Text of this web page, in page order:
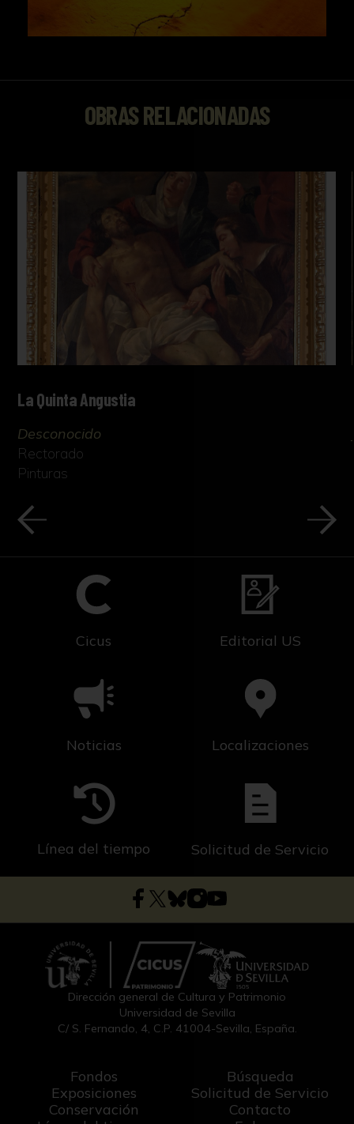
OBRAS RELACIONADAS
La Quinta Angustia
Desconocido
Rectorado
Pinturas
Cicus Editorial US
Noticias Localizaciones
Línea del tiempo Solicitud de Servicio
Dirección general de Cultura y Patrimonio
Universidad de Sevilla
C/ S. Fernando, 4, C.P. 41004-Sevilla, España.
Fondos
Exposiciones
Conservación
Búsqueda
Solicitud de Servicio
Contacto